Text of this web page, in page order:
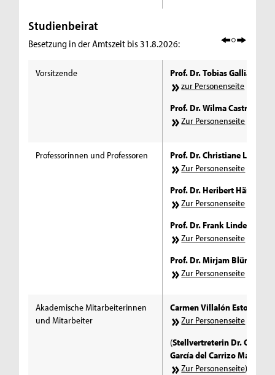
Studienbeirat
Besetzung in der Amtszeit bis 31.8.2026:
Vorsitzende
Prof. Dr. Tobias Galliat
zur Personenseite
Prof. Dr. Wilma Castro-
Zur Personenseite
Professorinnen und Professoren
Prof. Dr. Christiane
Zur Personenseite
Prof. Dr. Heribert Härtinger
Zur Personenseite
Prof. Dr. Frank Linde
Zur Personenseite
Prof. Dr. Mirjam Blümm
Zur Personenseite
Akademische Mitarbeiterinnen
und Mitarbeiter
Carmen Villalón Estoa
Zur Personenseite
(Stellvertreterin Dr. Carmen
García del Carrizo
Zur Personenseite)